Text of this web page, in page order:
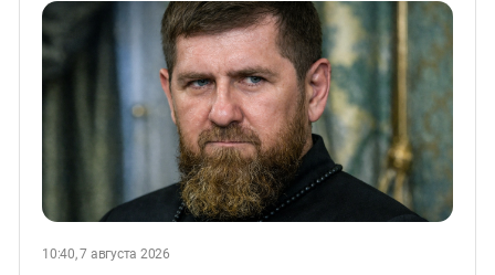
10:40, 7 августа 2026